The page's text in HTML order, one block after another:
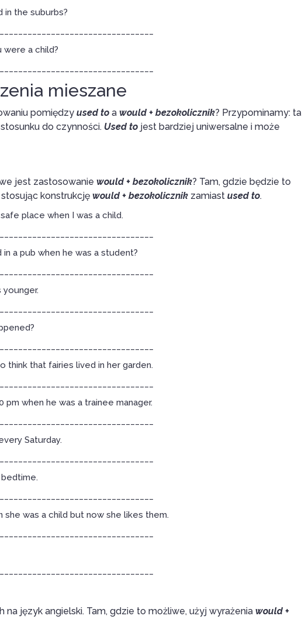
the suburbs?
a child?
mieszane
pomiędzy used toa would + bezokolicznik? Przypominamy: ta
do czynności. Used tojest bardziej uniwersalne i może
jest zastosowanie would + bezokolicznik? Tam, gdzie będzie to
konstrukcjęwould + bezokolicznikzamiast used to.
place when I was a child.
a pub when he was a student?
younger.
that fairies lived in her garden.
when he was a trainee manager.
Saturday.
was a child but now she likes them.
język angielski. Tam, gdzie to możliwe, użyj wyrażenia would +